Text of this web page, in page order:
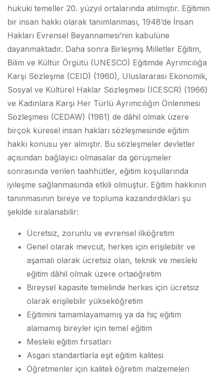
hukuki temeller 20. yüzyıl ortalarında atılmıştır. Eğitimin
bir insan hakkı olarak tanımlanması, 1948’de İnsan
Hakları Evrensel Beyannamesi’nin kabulüne
dayanmaktadır. Daha sonra Birleşmiş Milletler Eğitim,
Bilim ve Kültür Örgütü (UNESCO) Eğitimde Ayrımcılığa
Karşı Sözleşme (CEID) (1960), Uluslararası Ekonomik,
Sosyal ve Kültürel Haklar Sözleşmesi (ICESCR) (1966)
ve Kadınlara Karşı Her Türlü Ayrımcılığın Önlenmesi
Sözleşmesi (CEDAW) (1981) de dâhil olmak üzere
birçok küresel insan hakları sözleşmesinde eğitim
hakkı konusu yer almıştır. Bu sözleşmeler devletler
açısından bağlayıcı olmasalar da görüşmeler
sonrasında verilen taahhütler, eğitim koşullarında
iyileşme sağlanmasında etkili olmuştur. Eğitim hakkının
tanınmasının bireye ve topluma kazandırdıkları şu
şekilde sıralanabilir:
Ücretsiz, zorunlu ve evrensel ilköğretim
Genel olarak mevcut, herkes için erişilebilir ve
aşamalı olarak ücretsiz olan, teknik ve mesleki
eğitim dâhil olmak üzere ortaöğretim
Bireysel kapasite temelinde herkes için ücretsiz
olarak erişilebilir yükseköğretim
Eğitimini tamamlayamamış ya da hiç eğitim
alamamış bireyler için temel eğitim
Mesleki eğitim fırsatları
Asgari standartlarla eşit eğitim kalitesi
Öğretmenler için kaliteli öğretim malzemeleri